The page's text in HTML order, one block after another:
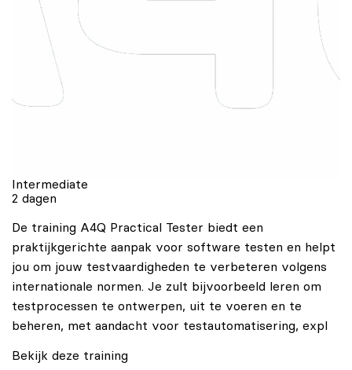
Intermediate
2 dagen
De training A4Q Practical Tester biedt een
praktijkgerichte aanpak voor software testen en helpt
jou om jouw testvaardigheden te verbeteren volgens
internationale normen. Je zult bijvoorbeeld leren om
testprocessen te ontwerpen, uit te voeren en te
beheren, met aandacht voor testautomatisering, expl
Bekijk deze training